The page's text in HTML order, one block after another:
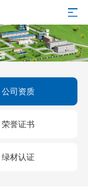
公司资质
荣誉证书
绿材认证